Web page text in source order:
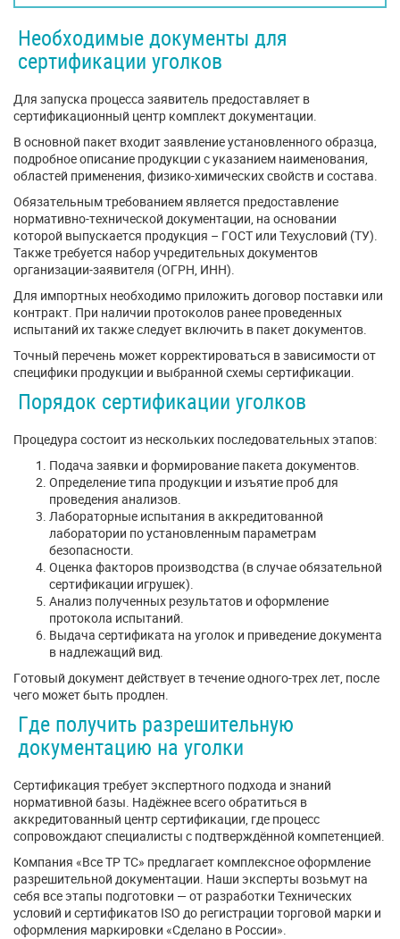
Необходимые документы для
сертификации уголков
Для запуска процесса заявитель предоставляет в
сертификационный центр комплект документации.
В основной пакет входит заявление установленного образца,
подробное описание продукции с указанием наименования,
областей применения, физико-химических свойств и состава.
Обязательным требованием является предоставление
нормативно-технической документации, на основании
которой выпускается продукция – ГОСТ или Техусловий (ТУ).
Также требуется набор учредительных документов
организации-заявителя (ОГРН, ИНН).
Для импортных необходимо приложить договор поставки или
контракт. При наличии протоколов ранее проведенных
испытаний их также следует включить в пакет документов.
Точный перечень может корректироваться в зависимости от
специфики продукции и выбранной схемы сертификации.
Порядок сертификации уголков
Процедура состоит из нескольких последовательных этапов:
Подача заявки и формирование пакета документов.
Определение типа продукции и изъятие проб для
проведения анализов.
Лабораторные испытания в аккредитованной
лаборатории по установленным параметрам
безопасности.
Оценка факторов производства (в случае обязательной
сертификации игрушек).
Анализ полученных результатов и оформление
протокола испытаний.
Выдача сертификата на уголок и приведение документа
в надлежащий вид.
Готовый документ действует в течение одного-трех лет, после
чего может быть продлен.
Где получить разрешительную
документацию на уголки
Сертификация требует экспертного подхода и знаний
нормативной базы. Надёжнее всего обратиться в
аккредитованный центр сертификации, где процесс
сопровождают специалисты с подтверждённой компетенцией.
Компания «Все ТР ТС» предлагает комплексное оформление
разрешительной документации. Наши эксперты возьмут на
себя все этапы подготовки — от разработки Технических
условий и сертификатов ISO до регистрации торговой марки и
оформления маркировки «Сделано в России».